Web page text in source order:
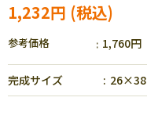
1,232円
参考価格 1,760円
完成サイズ